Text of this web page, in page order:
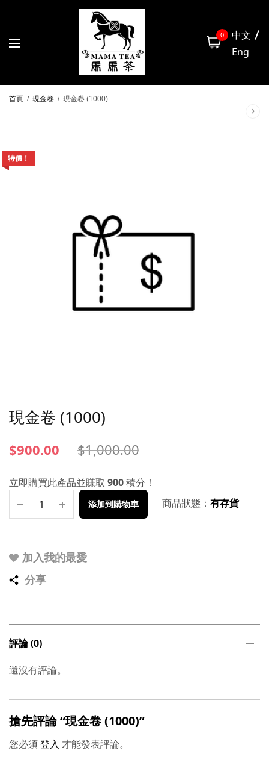
0
中文
Eng
首頁 / 現金卷 / 現金卷 (1000)
特價！
現金卷 (1000)
$900.00 $1,000.00
立即購買此產品並賺取 900積分！
添加到購物車 商品狀態： 有存貨
加入我的最愛
分享
評論 (0)
還沒有評論。
搶先評論 “現金卷 (1000)”
您必須登入 才能發表評論。